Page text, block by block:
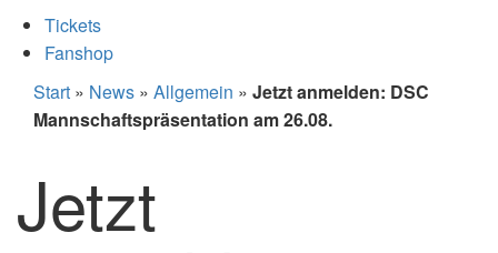
Tickets
Fanshop
Start » News » Allgemein » Jetzt anmelden: DSC
Mannschaftspräsentation am 26.08.
Jetzt